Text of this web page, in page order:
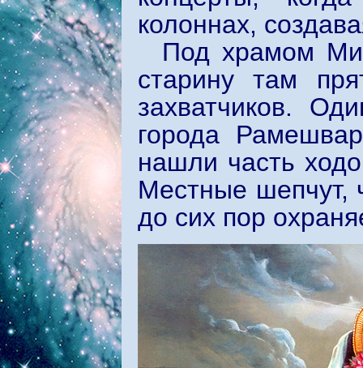
колоннах,
Под храмом
старину там
захватчиков.
города
нашли часть
Местные шепчут,
до сих пор